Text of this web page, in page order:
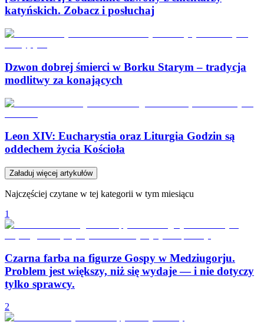
katyńskich. Zobacz i posłuchaj
Dzwon dobrej śmierci w Borku Starym – tradycja
modlitwy za konających
Leon XIV: Eucharystia oraz Liturgia Godzin są
oddechem życia Kościoła
Załaduj więcej artykułów
Najczęściej czytane w tej kategorii w tym miesiącu
1
Czarna farba na figurze Gospy w Medziugorju.
Problem jest większy, niż się wydaje — i nie dotyczy
tylko sprawcy.
2